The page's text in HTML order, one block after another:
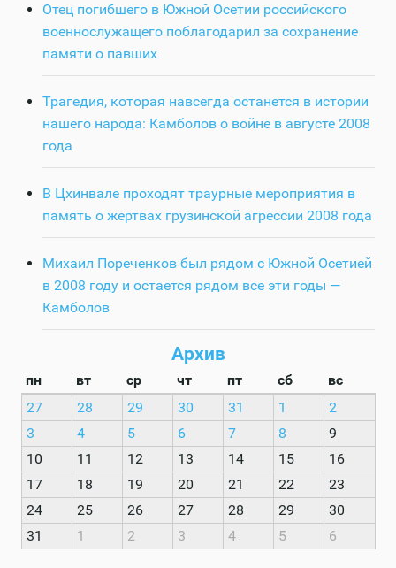
Отец погибшего в Южной Осетии российского
военнослужащего поблагодарил за сохранение
памяти о павших
Трагедия, которая навсегда останется в истории
нашего народа: Камболов о войне в августе 2008
года
В Цхинвале проходят траурные мероприятия в
память о жертвах грузинской агрессии 2008 года
Михаил Пореченков был рядом с Южной Осетией
в 2008 году и остается рядом все эти годы —
Камболов
Архив
пн вт ср чт пт сб
вс
27
28 29 30 31 1
2
3
4 5 6 7 8
9
10
11 12 13 14 15
16
17
18 19 20 21 22
23
24
25 26 27 28 29
30
31
1 2 3 4 5 6